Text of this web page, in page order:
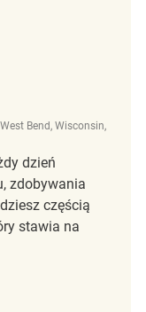
Lokalizacja
West Bend, Wisconsin,
dzień
zdobywania
częścią
stawia na